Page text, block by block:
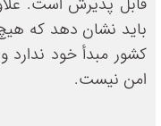
باید نشان دهد که
کشور مبدأ خود
امن نیست.